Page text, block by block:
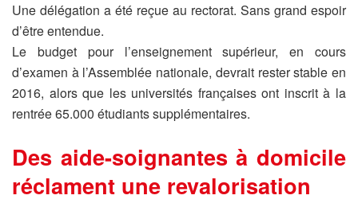
Une délégation a été reçue au rectorat. Sans grand espoir
d’être entendue.
Le budget pour l’enseignement supérieur, en cours
d’examen à l’Assemblée nationale, devrait rester stable en
2016, alors que les universités françaises ont inscrit à la
rentrée 65.000 étudiants supplémentaires.
Des aide-soignantes à domicile
réclament une revalorisation